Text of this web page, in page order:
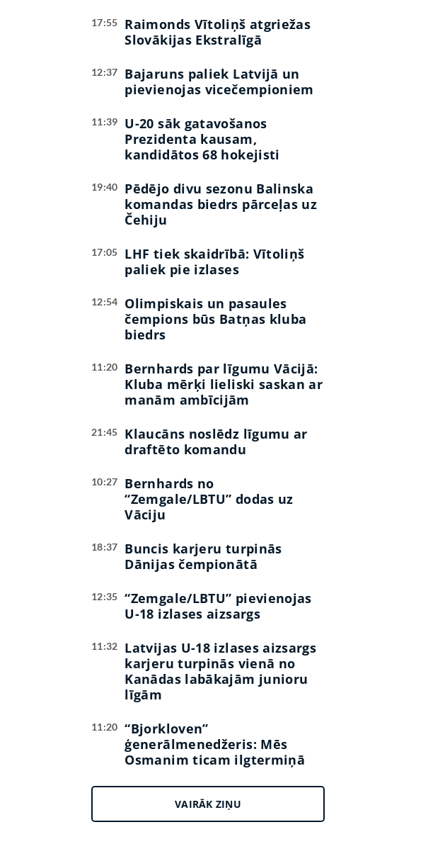
17:55
Raimonds Vītoliņš atgriežas
Slovākijas Ekstralīgā
12:37
Bajaruns paliek Latvijā un
pievienojas vicečempioniem
11:39
U-20 sāk gatavošanos
Prezidenta kausam,
kandidātos 68 hokejisti
19:40
Pēdējo divu sezonu Balinska
komandas biedrs pārceļas uz
Čehiju
17:05
LHF tiek skaidrībā: Vītoliņš
paliek pie izlases
12:54
Olimpiskais un pasaules
čempions būs Batņas kluba
biedrs
11:20
Bernhards par līgumu Vācijā:
Kluba mērķi lieliski saskan ar
manām ambīcijām
21:45
Klaucāns noslēdz līgumu ar
draftēto komandu
10:27
Bernhards no
“Zemgale/LBTU” dodas uz
Vāciju
18:37
Buncis karjeru turpinās
Dānijas čempionātā
12:35
“Zemgale/LBTU” pievienojas
U-18 izlases aizsargs
11:32
Latvijas U-18 izlases aizsargs
karjeru turpinās vienā no
Kanādas labākajām junioru
līgām
11:20
“Bjorkloven”
ģenerālmenedžeris: Mēs
Osmanim ticam ilgtermiņā
VAIRĀK ZIŅU